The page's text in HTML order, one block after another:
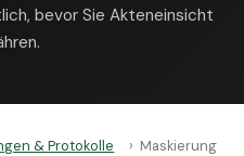
bevor Sie Akteneinsicht
& Protokolle › Maskierung